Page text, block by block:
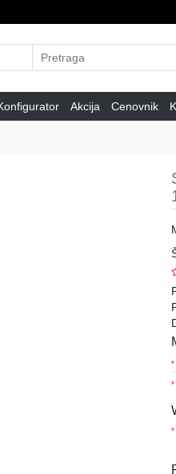
Akcija Cenovnik
*
*
*